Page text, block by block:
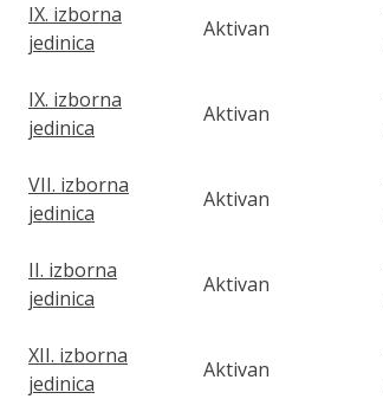
IX. izborna
jedinica
Aktivan
IX. izborna
jedinica
Aktivan
VII. izborna
jedinica
Aktivan
II. izborna
jedinica
Aktivan
XII. izborna
jedinica
Aktivan